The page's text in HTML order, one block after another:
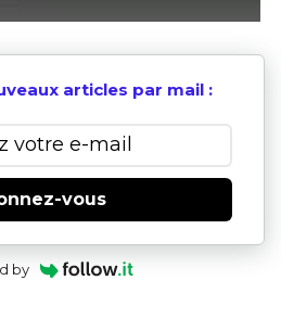
articles par mail :
vous
by